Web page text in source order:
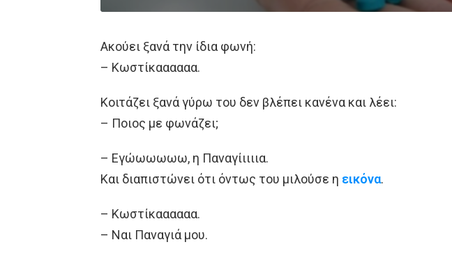
Ακούει ξανά την ίδια φωνή:
– Κωστίκαααααα.
Κοιτάζει ξανά γύρω του δεν βλέπει κανένα και λέει:
– Ποιος με φωνάζει;
– Εγώωωωωω, η Παναγίιιιια.
Και διαπιστώνει ότι όντως του μιλούσε η εικόνα.
– Κωστίκαααααα.
– Ναι Παναγιά μου.